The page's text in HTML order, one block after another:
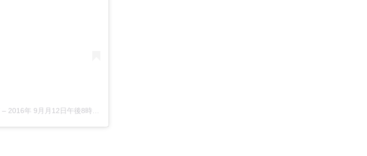
– 2016年 9月月12日午後8時17分PDT